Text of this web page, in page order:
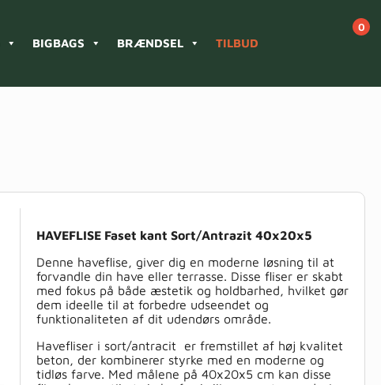
BIGBAGS BRÆNDSEL TILBUD
HAVEFLISE Faset kant Sort/Antrazit 40x20x5
Denne haveflise, giver dig en moderne løsning til at
forvandle din have eller terrasse. Disse fliser er skabt
med fokus på både æstetik og holdbarhed, hvilket gør
dem ideelle til at forbedre udseendet og
funktionaliteten af dit udendørs område.
Havefliser i sort/antracit er fremstillet af høj kvalitet
beton, der kombinerer styrke med en moderne og
tidløs farve. Med målene på 40x20x5 cm kan disse